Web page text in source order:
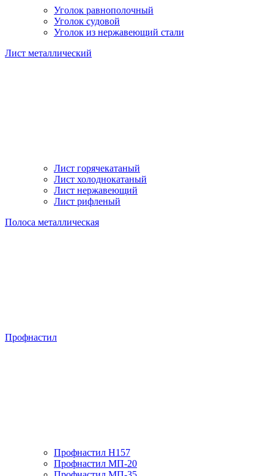
Уголок равнополочный
Уголок судовой
Уголок из нержавеющий стали
Лист металлический
Лист горячекатаный
Лист холоднокатаный
Лист нержавеющий
Лист рифленый
Полоса металлическая
Профнастил
Профнастил H157
Профнастил МП-20